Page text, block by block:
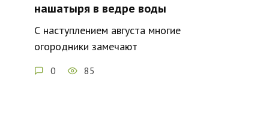
нашатыря в ведре воды
С наступлением августа многие
огородники замечают
0 85